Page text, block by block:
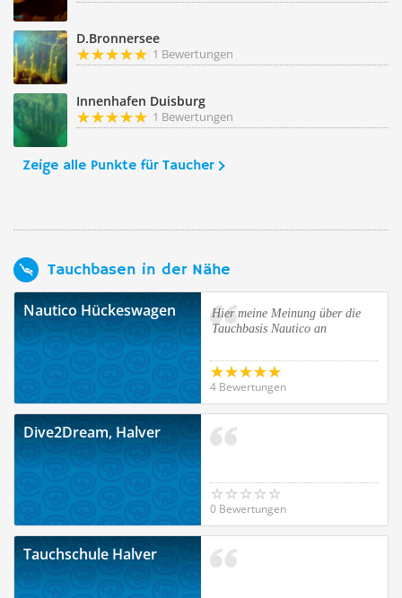
D.Bronnersee
1 Bewertungen
Innenhafen Duisburg
1 Bewertungen
Zeige alle Punkte für Taucher
Tauchbasen in der Nähe
Nautico Hückeswagen
Hier meine Meinung über die
Tauchbasis Nautico an
4 Bewertungen
Dive2Dream, Halver
0 Bewertungen
Tauchschule Halver